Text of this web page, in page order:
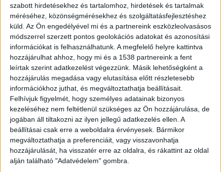
szabott hirdetésekhez és tartalomhoz, hirdetések és tartalmak
méréséhez, közönségmérésekhez és szolgáltatásfejlesztéshez
küld. Az Ön engedélyével mi és a partnereink eszközleolvasásos
módszerrel szerzett pontos geolokációs adatokat és azonosítási
információkat is felhasználhatunk. A megfelelő helyre kattintva
hozzájárulhat ahhoz, hogy mi és a 1538 partnereink a fent
leírtak szerint adatkezelést végezzünk. Másik lehetőségként a
hozzájárulás megadása vagy elutasítása előtt részletesebb
információkhoz juthat, és megváltoztathatja beállításait.
Felhívjuk figyelmét, hogy személyes adatainak bizonyos
kezeléséhez nem feltétlenül szükséges az Ön hozzájárulása, de
jogában áll tiltakozni az ilyen jellegű adatkezelés ellen. A
beállításai csak erre a weboldalra érvényesek. Bármikor
megváltoztathatja a preferenciáit, vagy visszavonhatja
hozzájárulását, ha visszatér erre az oldalra, és rákattint az oldal
alján található "Adatvédelem" gombra.
Hatalmas és régóta várt mérföldkőhöz
érkezett a főváros és a környező
települések tömegközlekedése: július 1-
jétől alapjaiban bővült és alakult át az
éjszakai közösségi közlekedés az
agglomerációban. Az állami finanszírozású,
sárga Volánbusz-járatokat mostantól